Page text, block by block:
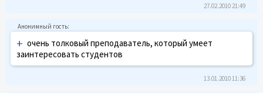
27.02.2010 21:49
+ очень толковый преподаватель, который умеет
заинтересовать студентов
13.01.2010 11:36